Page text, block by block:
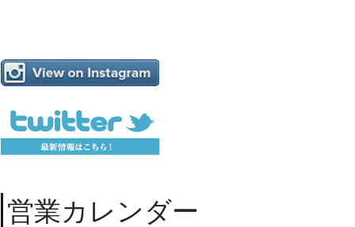
営業カレンダー